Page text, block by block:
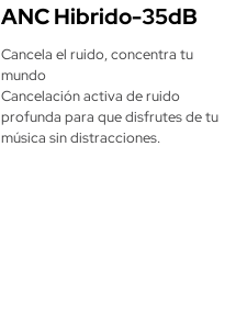
Tiempo de carga
(horas)
3
ANC Hibrido-35dB
Cancela el ruido, concentra tu
mundo
Cancelación activa de ruido
profunda para que disfrutes de tu
música sin distracciones.